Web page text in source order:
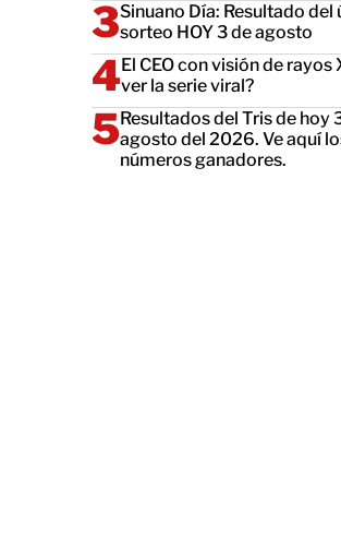
Sinuano Día: Resultado del
sorteo HOY 3 de agosto
El CEO con visión de rayos
ver la serie viral?
Resultados del Tris de hoy
agosto del 2026. Ve aquí
números ganadores.